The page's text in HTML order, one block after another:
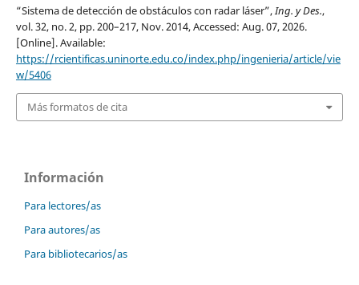
“Sistema de detección de obstáculos con radar láser”,Ing. y Des.,
vol. 32, no. 2, pp. 200–217, Nov. 2014, Accessed: Aug. 07, 2026.
[Online]. Available:
https://rcientificas.uninorte.edu.co/index.php/ingenieria/article/vie
w/5406
Más formatos de cita
Información
Para lectores/as
Para autores/as
Para bibliotecarios/as